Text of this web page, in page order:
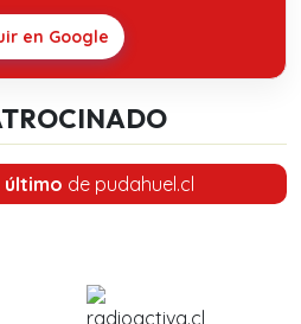
en Google
último de pudahuel.cl